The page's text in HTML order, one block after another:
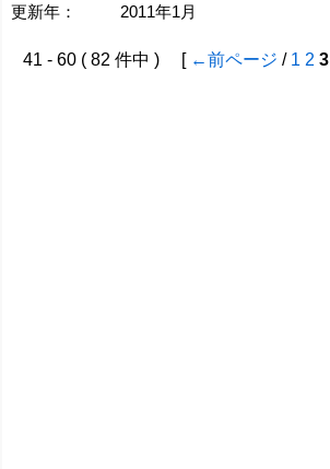
更新年：
2011年1月
41 - 60 ( 82 件中 ) [ ←前ページ / 1 2 3